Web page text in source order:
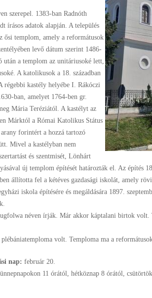
szerepel. 1383-ban Radnóth
írásos adatok alapján. A település
ősi templom, amely a reformátusok
levő dátum szerint 1486-
után a templom az unitáriusoké lett,
A katolikusok a 18. században
régebbi kastély helyébe I. Rákóczi
ban, amelyet 1764-ben gr.
Mária Teréziától. A kastélyt az
Márktól a Római Katolikus Státus
forintért a hozzá tartozó
Mivel a kastélyban nem
és szentmisét, Lönhárt
új templom építését határozták el. Az építés
állította fel a kétéves gazdasági iskolát, amely
iskola építésére és megáldására 1897.
néven írják. Már akkor káptalani birtok volt.
plébániatemploma volt. Temploma ma a
nap: február 20.
11 órától, hétköznap 8 órától,